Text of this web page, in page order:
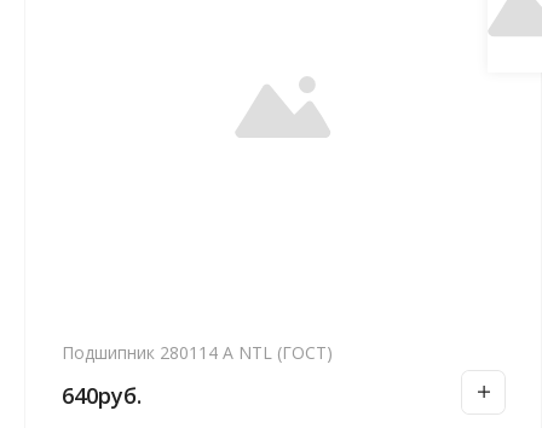
Подшипник 280114 А NTL (ГОСТ)
640руб.